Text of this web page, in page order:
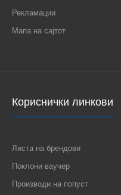
Рекламации
Мапа на сајтот
Кориснички линкови
Листа на брендови
Поклони ваучер
Производи на попуст